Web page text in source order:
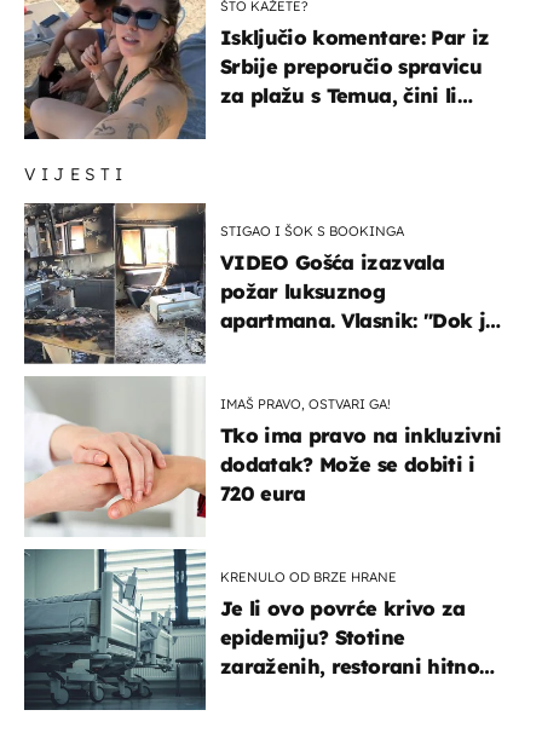
VIJESTI
STIGAO I ŠOK S BOOKINGA
VIDEO Gošća izazvala
požar luksuznog
apartmana. Vlasnik: "Dok je
IMAŠ PRAVO, OSTVARI GA!
Tko ima pravo na inkluzivni
dodatak? Može se dobiti i
720 eura
KRENULO OD BRZE HRANE
Je li ovo povrće krivo za
epidemiju? Stotine
zaraženih, restorani hitno
ŠTO KAŽETE?
Isključio komentare: Par iz
Srbije preporučio spravicu
za plažu s Temua, čini li